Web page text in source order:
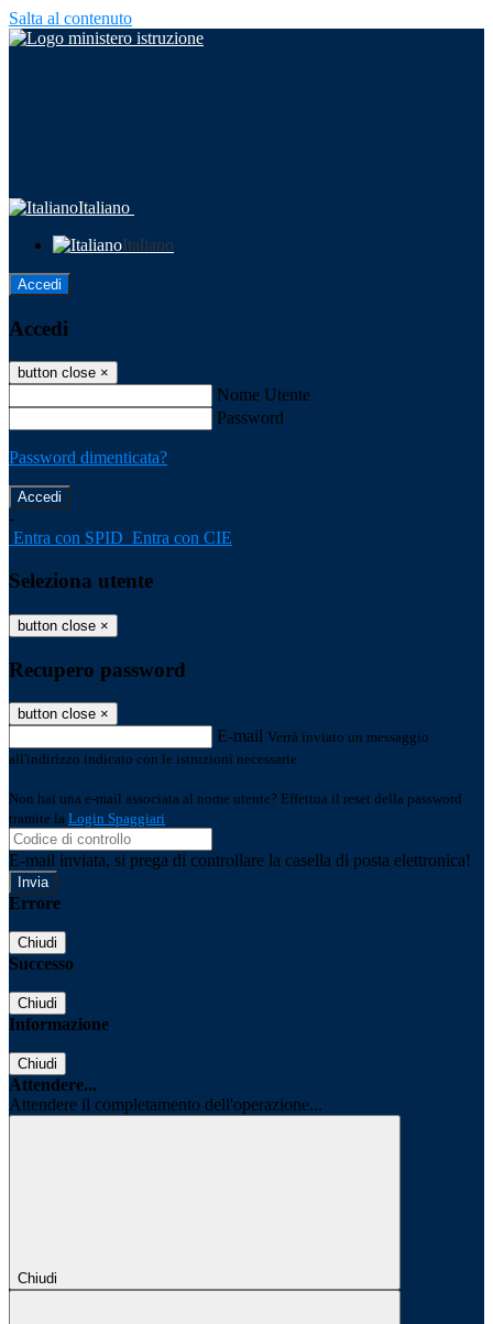
Salta al contenuto
Italiano
Italiano
Accedi
Accedi
button close ×
Nome Utente
Password
Password dimenticata?
-
Entra con SPID Entra con CIE
Seleziona utente
button close ×
Recupero password
button close ×
E-mail Verrà inviato un messaggio
all'indirizzo indicato con le istruzioni necessarie.
Non hai una e-mail associata al nome utente? Effettua il reset della password
tramite la Login Spaggiari
E-mail inviata, si prega di controllare la casella di posta elettronica!
Errore
Chiudi
Successo
Chiudi
Informazione
Chiudi
Attendere...
Attendere il completamento dell'operazione...
Chiudi